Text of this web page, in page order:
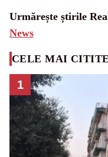
Urmărește știrile
News
CELE MAI CITITE
1